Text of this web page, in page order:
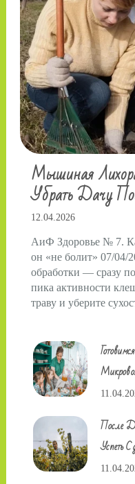
Мышиная
Убрать Дачу
12.04.2026
АиФ Здоровье № 7.
он «не болит» 07/04/
обработки — сразу
пика активности
траву и уберите
После
Успеть